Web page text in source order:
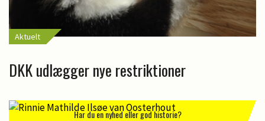
Aktuelt
DKK udlægger nye restriktioner
Har du en nyhed eller god historie?